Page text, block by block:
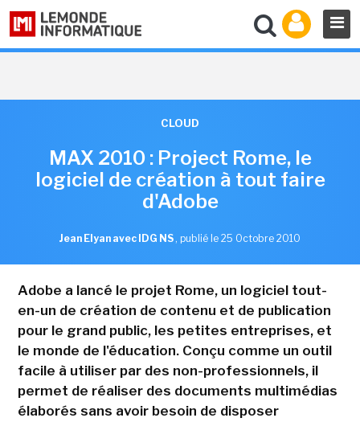
CLOUD
MAX 2010 : Project Rome, le
logiciel de création à tout faire
d'Adobe
Jean Elyan avec IDG NS , publié le 25 Octobre 2010
Adobe a lancé le projet Rome, un logiciel tout-
en-un de création de contenu et de publication
pour le grand public, les petites entreprises, et
le monde de l'éducation. Conçu comme un outil
facile à utiliser par des non-professionnels, il
permet de réaliser des documents multimédias
élaborés sans avoir besoin de disposer